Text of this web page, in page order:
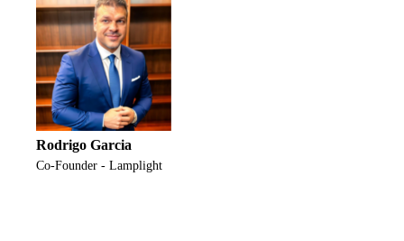
Rodrigo Garcia
Co-Founder - Lamplight